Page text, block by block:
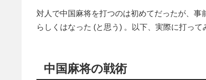
対人で中国麻将を打つのは初めてだったが、事
らしくはなった (と思う) 。以下、実際に打って
中国麻将の戦術